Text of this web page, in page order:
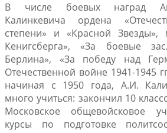
В числе боевых наград
Калинкевича ордена
степени» и «Красной Звезды»,
Кенигсберга», «За боевые
Берлина», «За победу над
Отечественной войне 1941-1945
начиная с 1950 года, А.И.
много учиться: закончил 10
Московское общевойсковое
курсы по подготовке